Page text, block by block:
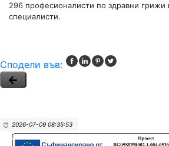
296 професионалисти по здравни грижи
специалисти.
Сподели във:
2026-07-09 08:35:53